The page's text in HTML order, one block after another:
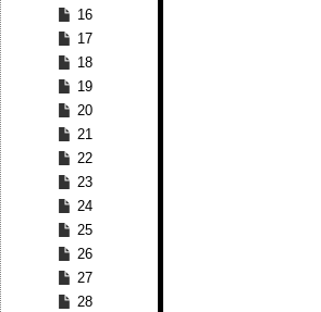
16
17
18
19
20
21
22
23
24
25
26
27
28